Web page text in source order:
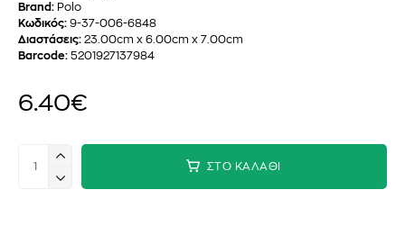
Brand: Polo
Κωδικός: 9-37-006-6848
Διαστάσεις: 23.00cm x 6.00cm x 7.00cm
Barcode: 5201927137984
6.40€
ΣΤΟ ΚΑΛΑΘΙ